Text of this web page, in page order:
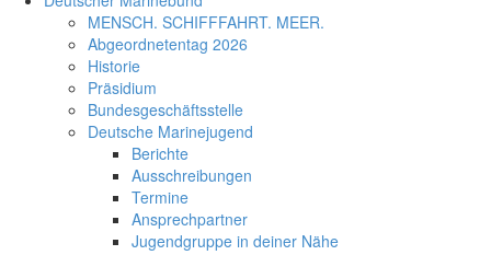
MENSCH. SCHIFFFAHRT. MEER.
Abgeordnetentag 2026
Historie
Präsidium
Bundesgeschäftsstelle
Deutsche Marinejugend
Berichte
Ausschreibungen
Termine
Ansprechpartner
Jugendgruppe in deiner Nähe